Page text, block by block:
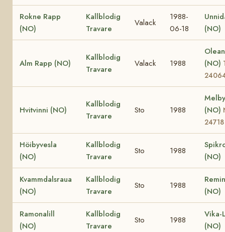
Rokne Rapp
(NO)
Kallblodig
Travare
Valack
1988-
06-18
(NO)
Alm Rapp (NO)
Kallblodig
Travare
Valack 1988
(NO)
Hvitvinni (NO)
Kallblodig
Travare
Sto 1988
(NO)
24718
Höibyvesla
(NO)
Kallblodig
Travare
Sto 1988
(NO)
Kvammdalsraua
(NO)
Kallblodig
Travare
Sto 1988
(NO)
Ramonalill
(NO)
Kallblodig
Travare
Sto 1988
Vika-
(NO)